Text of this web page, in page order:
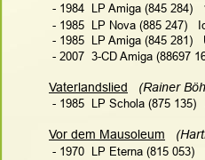
- 1984  LP Amiga (845 284)
- 1985  LP Nova (885 247)
- 1985  LP Amiga (845 281)
- 2007  3-CD Amiga (88697
Vaterlandslied
(Rainer
- 1985  LP Schola (875 135)
Vor dem Mausoleum
- 1970  LP Eterna (815 053)